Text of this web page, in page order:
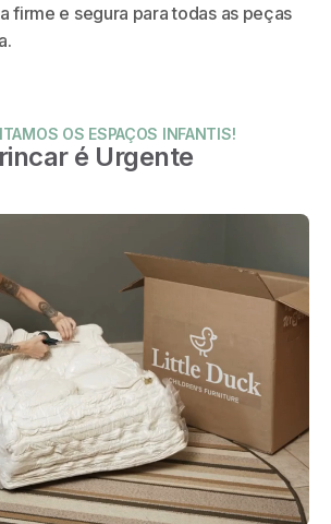
firme e segura para todas as peças
OS ESPAÇOS INFANTIS!
é Urgente